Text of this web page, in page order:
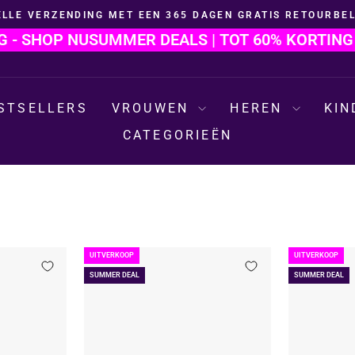
Diavoorstelling
pauzeren
VERZENDING MET EEN 365 DAGEN GRATIS
NUSUMMER DEALS | TOT 60% KORTING -
VROUWEN HEREN
CATEGORIEËN
SUMMER DEAL
UITVERKOOP
SUMMER DEAL
UITVERKOOP